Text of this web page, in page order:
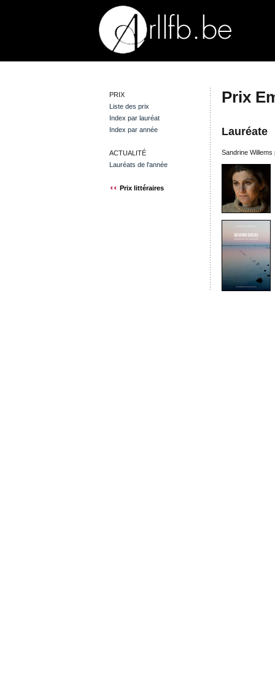
PRIX
Liste des prix
Index par lauréat
Index par année
ACTUALITÉ
Lauréats de l'année
Prix littéraires
Prix
Lauréate
Sandrine